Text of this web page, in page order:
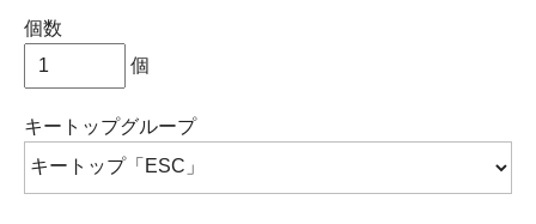
個数
個
キートップグループ